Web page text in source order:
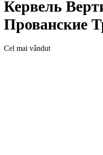
Кервель
Прованские
Cel mai vândut